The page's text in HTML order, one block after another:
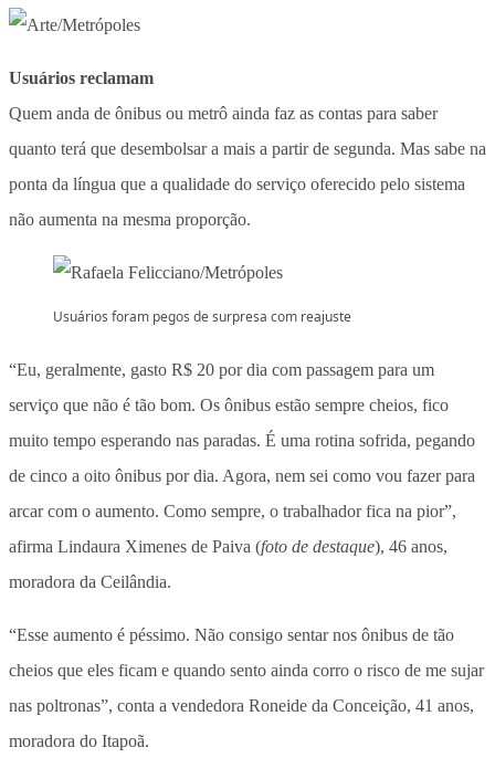
Usuários reclamam
Quem anda de ônibus ou metrô ainda faz as contas para saber
quanto terá que desembolsar a mais a partir de segunda. Mas sabe na
ponta da língua que a qualidade do serviço oferecido pelo sistema
não aumenta na mesma proporção.
Usuários foram pegos de surpresa com reajuste
“Eu, geralmente, gasto R$ 20 por dia com passagem para um
serviço que não é tão bom. Os ônibus estão sempre cheios, fico
muito tempo esperando nas paradas. É uma rotina sofrida, pegando
de cinco a oito ônibus por dia. Agora, nem sei como vou fazer para
arcar com o aumento. Como sempre, o trabalhador fica na pior”,
afirma Lindaura Ximenes de Paiva (foto de destaque), 46 anos,
moradora da Ceilândia.
“Esse aumento é péssimo. Não consigo sentar nos ônibus de tão
cheios que eles ficam e quando sento ainda corro o risco de me sujar
nas poltronas”, conta a vendedora Roneide da Conceição, 41 anos,
moradora do Itapoã.